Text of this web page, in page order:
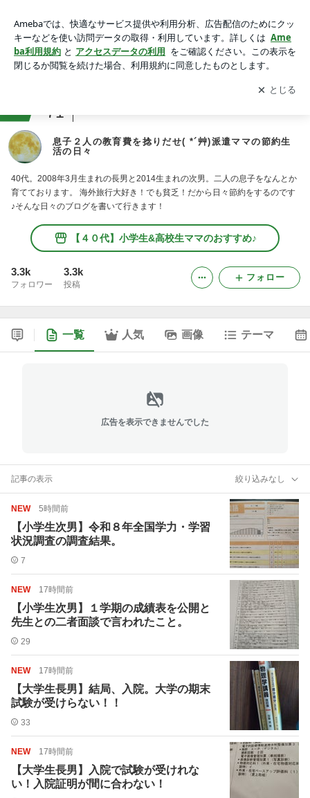
アプリをダウンロードして ブログの更新通知
を受け取りまし
ょう。
開く
71
息子２人の教育費を捻りだせ( *´艸)派遣ママの節約生
活の日々
40代。2008年3月生まれの長男と2014生まれの次男。二人の息子をなんとか
育てております。 海外旅行大好き！でも貧乏！だから日々節約をするのです
♪そんな日々のブログを書いて行きます！
【４０代】小学生&高校生ママのおすすめ♪
3.3k
フォロワー
3.3k
投稿
フォロー
一覧 人気 画像 テーマ
広告を表示できませんでした
記事の表示 絞り込みなし
NEW 5時間前
【小学生次男】令和８年全国学力・学習
状況調査の調査結果。
7
NEW 17時間前
【小学生次男】１学期の成績表を公開と
先生との二者面談で言われたこと。
29
NEW 17時間前
【大学生長男】結局、入院。大学の期末
試験が受けらない！！
33
NEW 17時間前
【大学生長男】入院で試験が受けれな
い！入院証明が間に合わない！